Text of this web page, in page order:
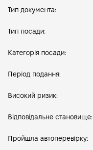
Тип документа:
Тип посади:
Категорія посади:
Період подання:
Високий ризик:
Відповідальне становище:
Пройшла автоперевірку: